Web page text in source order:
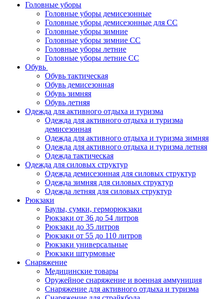
Головные уборы
Головные уборы демисезонные
Головные уборы демисезонные для СС
Головные уборы зимние
Головные уборы зимние СС
Головные уборы летние
Головные уборы летние СС
Обувь
Обувь тактическая
Обувь демисезонная
Обувь зимняя
Обувь летняя
Одежда для активного отдыха и туризма
Одежда для активного отдыха и туризма
демисезонная
Одежда для активного отдыха и туризма зимняя
Одежда для активного отдыха и туризма летняя
Одежда тактическая
Одежда для силовых структур
Одежда демисезонная для силовых структур
Одежда зимняя для силовых структур
Одежда летняя для силовых структур
Рюкзаки
Баулы, сумки, герморюкзаки
Рюкзаки от 36 до 54 литров
Рюкзаки до 35 литров
Рюкзаки от 55 до 110 литров
Рюкзаки универсальные
Рюкзаки штурмовые
Снаряжение
Медицинские товары
Оружейное снаряжение и военная аммуниция
Снаряжение для активного отдыха и туризма